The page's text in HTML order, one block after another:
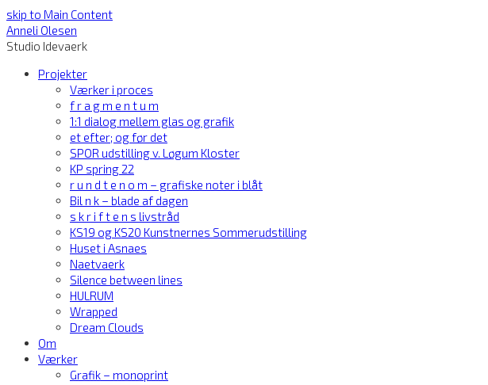
skip to Main Content
Anneli Olesen
Studio Idevaerk
Projekter
Værker i proces
f r a g m e n t u m
1:1 dialog mellem glas og grafik
et efter; og før det
SPOR udstilling v. Løgum Kloster
KP spring 22
r u n d t e n o m – grafiske noter i blåt
Bil n k – blade af dagen
s k r i f t e n s livstråd
KS19 og KS20 Kunstnernes Sommerudstilling
Huset i Asnaes
Naetvaerk
Silence between lines
HULRUM
Wrapped
Dream Clouds
Om
Værker
Grafik – monoprint